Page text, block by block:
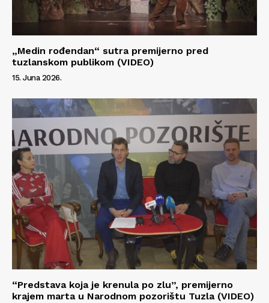
„Medin rođendan“ sutra premijerno pred
tuzlanskom publikom (VIDEO)
15. Juna 2026.
“Predstava koja je krenula po zlu”, premijerno
krajem marta u Narodnom pozorištu Tuzla (VIDEO)